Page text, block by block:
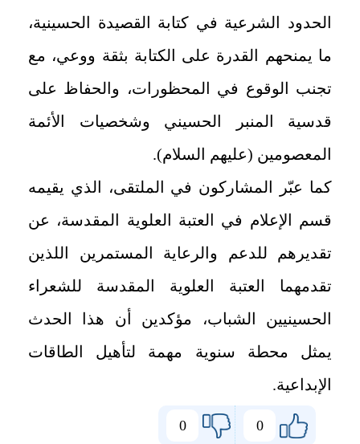
الحدود الشرعية في كتابة القصيدة الحسينية،
ما يمنحهم القدرة على الكتابة بثقة ووعي، مع
تجنب الوقوع في المحظورات، والحفاظ على
قدسية المنبر الحسيني وشخصيات الأئمة
المعصومين (عليهم السلام).
كما عبّر المشاركون في الملتقى، الذي يقيمه
قسم الإعلام في العتبة العلوية المقدسة، عن
تقديرهم للدعم والرعاية المستمرين اللذين
تقدمهما العتبة العلوية المقدسة للشعراء
الحسينيين الشباب، مؤكدين أن هذا الحدث
يمثل محطة سنوية مهمة لتأهيل الطاقات
الإبداعية.
0
0